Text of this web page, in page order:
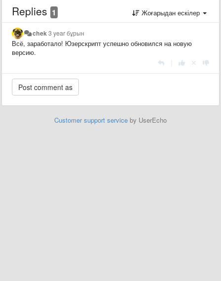
Replies 1 Жоғарыдан ескілер
chek3 year бұрын
Всё, заработало! Юзерскрипт успешно обновился на новую
версию.
Customer support service by UserEcho